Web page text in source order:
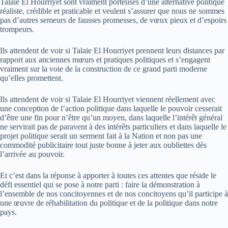
Talaie El Hourriyet sont vraiment porteuses d’une alternative politique
réaliste, crédible et praticable et veulent s’assurer que nous ne sommes
pas d’autres semeurs de fausses promesses, de vœux pieux et d’espoirs
trompeurs.
Ils attendent de voir si Talaie El Hourriyet prennent leurs distances par
rapport aux anciennes mœurs et pratiques politiques et s’engagent
vraiment sur la voie de la construction de ce grand parti moderne
qu’elles promettent.
Ils attendent de voir si Talaie El Hourriyet viennent réellement avec
une conception de l’action politique dans laquelle le pouvoir cesserait
d’être une fin pour n’être qu’un moyen, dans laquelle l’intérêt général
ne servirait pas de paravent à des intérêts particuliers et dans laquelle le
projet politique serait un serment fait à la Nation et non pas une
commodité publicitaire tout juste bonne à jeter aux oubliettes dès
l’arrivée au pouvoir.
Et c’est dans la réponse à apporter à toutes ces attentes que réside le
défi essentiel qui se pose à notre parti : faire la démonstration à
l’ensemble de nos concitoyennes et de nos concitoyens qu’il participe à
une œuvre de réhabilitation du politique et de la politique dans notre
pays.